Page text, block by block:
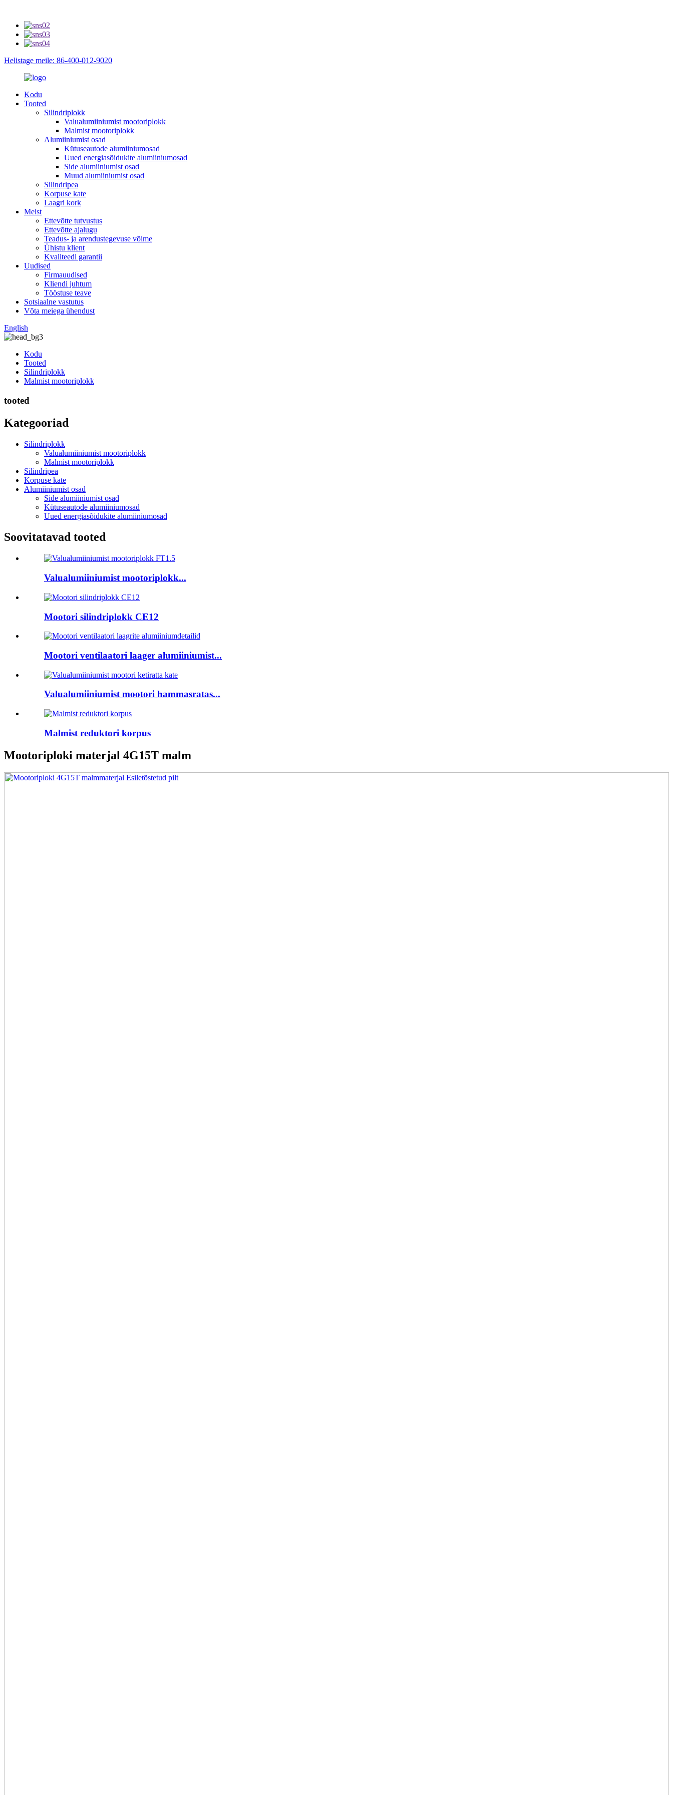
Helistage meile: 86-400-012-9020
Kodu
Tooted
Silindriplokk
Valualumiiniumist mootoriplokk
Malmist mootoriplokk
Alumiiniumist osad
Kütuseautode alumiiniumosad
Uued energiasõidukite alumiiniumosad
Side alumiiniumist osad
Muud alumiiniumist osad
Silindripea
Korpuse kate
Laagri kork
Meist
Ettevõtte tutvustus
Ettevõtte ajalugu
Teadus- ja arendustegevuse võime
Ühistu klient
Kvaliteedi garantii
Uudised
Firmauudised
Kliendi juhtum
Tööstuse teave
Sotsiaalne vastutus
Võta meiega ühendust
English
Kodu
Tooted
Silindriplokk
Malmist mootoriplokk
tooted
Kategooriad
Silindriplokk
Valualumiiniumist mootoriplokk
Malmist mootoriplokk
Silindripea
Korpuse kate
Alumiiniumist osad
Side alumiiniumist osad
Kütuseautode alumiiniumosad
Uued energiasõidukite alumiiniumosad
Soovitatavad tooted
Valualumiiniumist mootoriplokk...
Mootori silindriplokk CE12
Mootori ventilaatori laager alumiiniumist...
Valualumiiniumist mootori hammasratas...
Malmist reduktori korpus
Mootoriploki materjal 4G15T malm